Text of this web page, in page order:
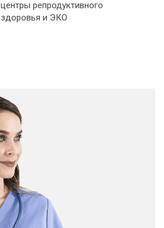
центры репродуктивного
здоровья и ЭКО